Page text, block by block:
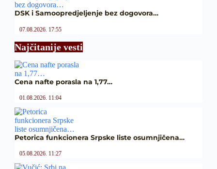
DSK i Samoopredjeljenje bez dogovora…
07.08.2026. 17:55
Najčitanije vesti
Cena nafte porasla na 1,77…
01.08.2026. 11:04
Petorica funkcionera Srpske liste osumnjičena…
05.08.2026. 11:27